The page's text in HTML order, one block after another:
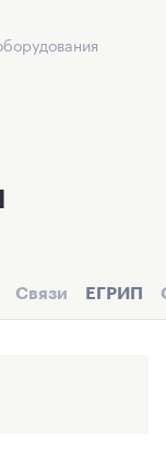
Связи ЕГРИП